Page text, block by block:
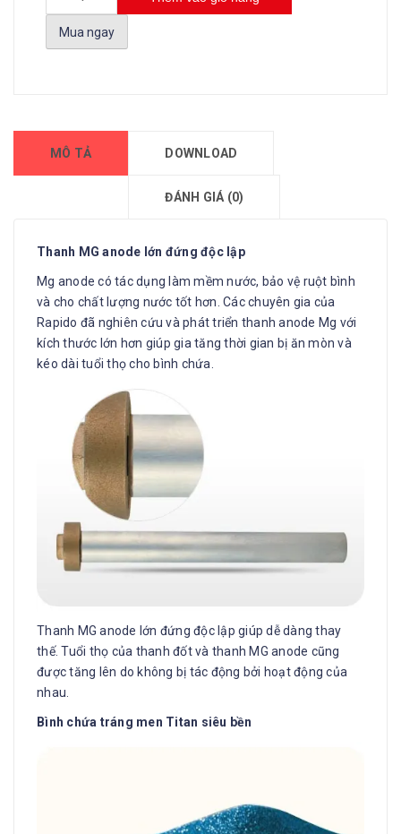
Mua ngay
MÔ TẢ DOWNLOAD
ĐÁNH GIÁ (0)
Thanh MG anode lớn đứng độc lập
Mg anode có tác dụng làm mềm nước, bảo vệ ruột bình
và cho chất lượng nước tốt hơn. Các chuyên gia của
Rapido đã nghiên cứu và phát triển thanh anode Mg với
kích thước lớn hơn giúp gia tăng thời gian bị ăn mòn và
kéo dài tuổi thọ cho bình chứa.
Thanh MG anode lớn đứng độc lập giúp dễ dàng thay
thế. Tuổi thọ của thanh đốt và thanh MG anode cũng
được tăng lên do không bị tác động bởi hoạt động của
nhau.
Bình chứa tráng men Titan siêu bền